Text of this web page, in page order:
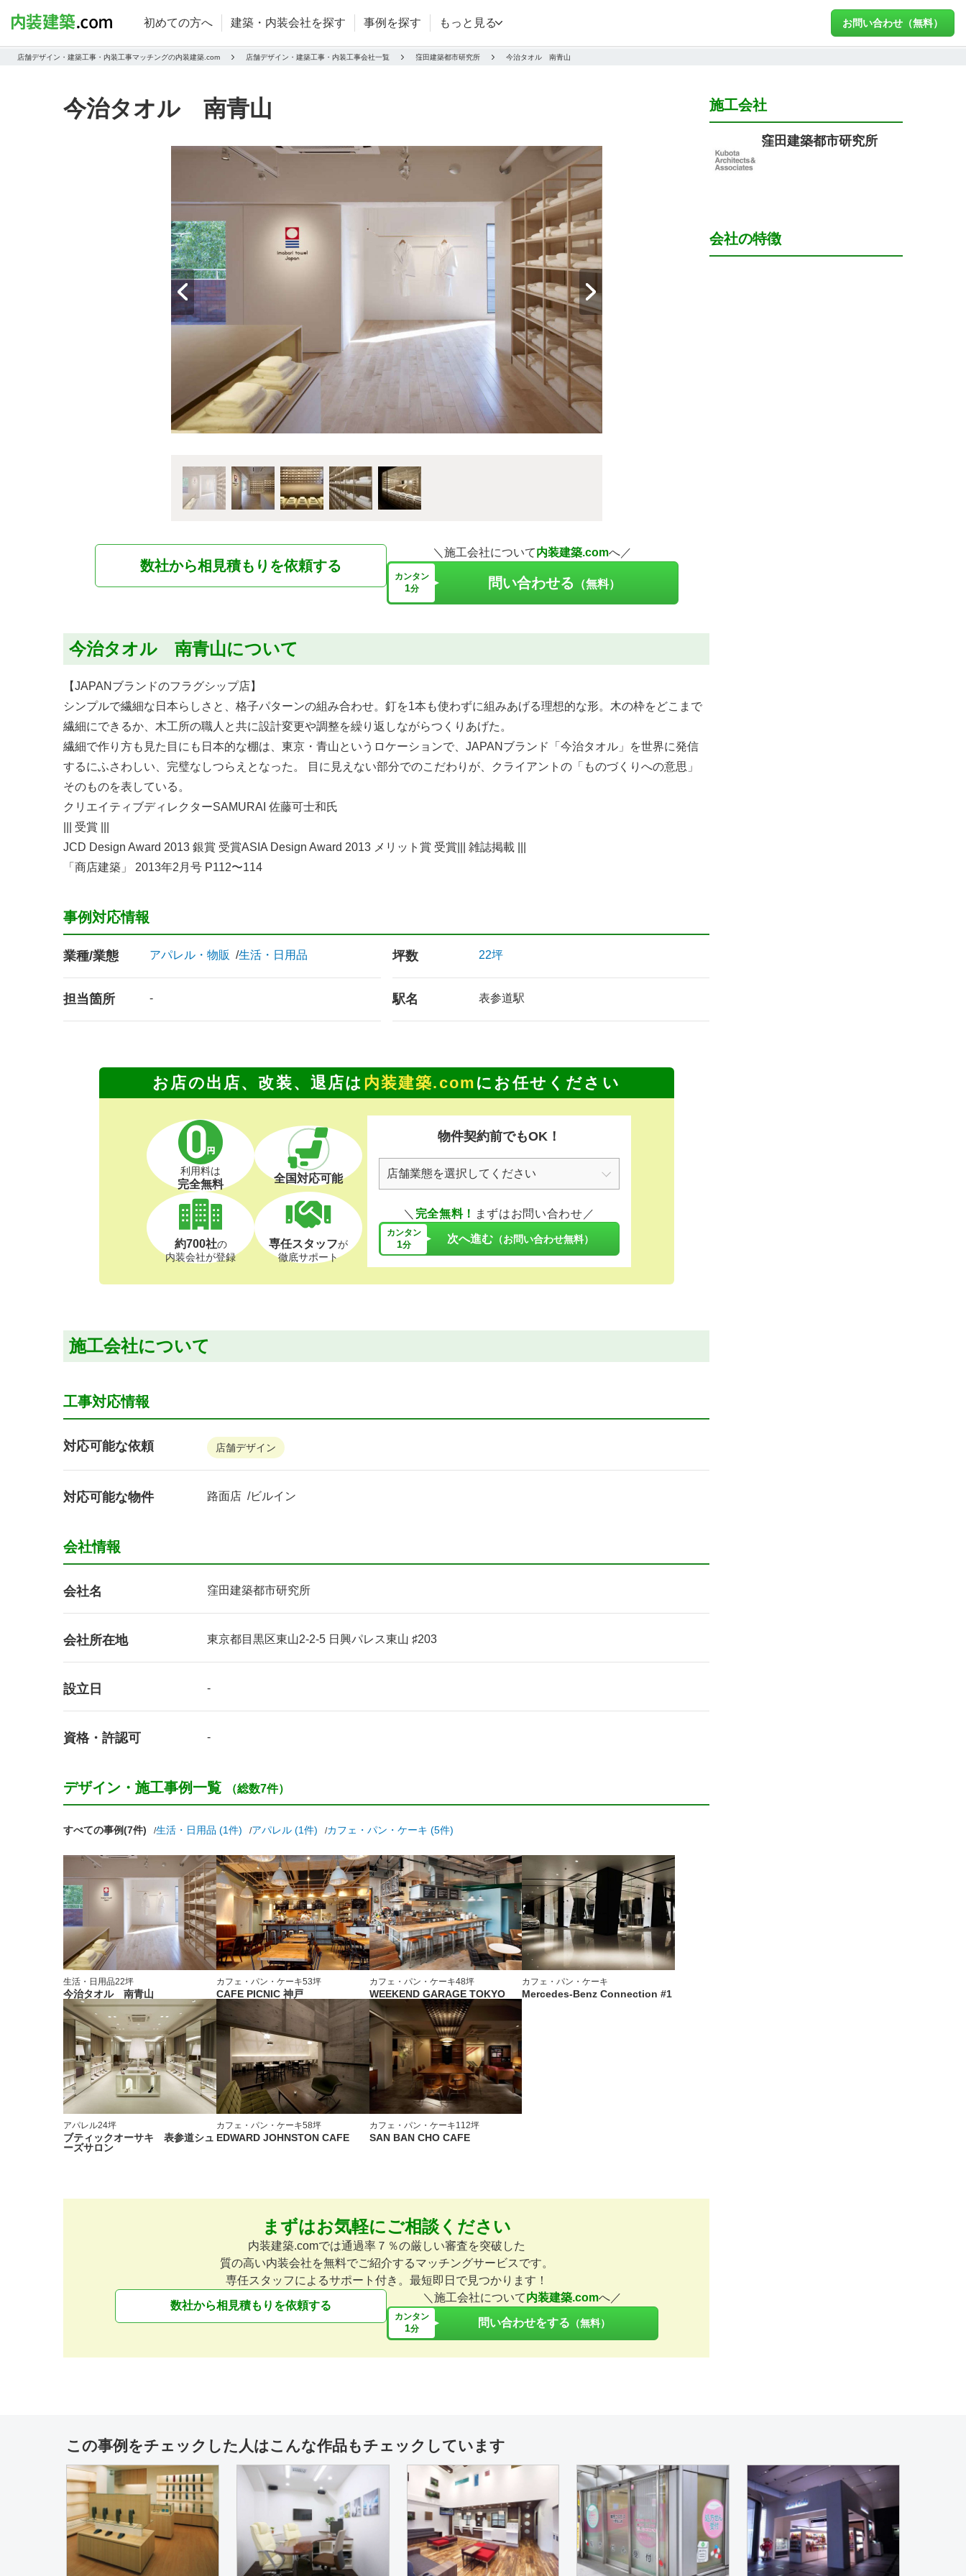
初めての方へ 建築・内装会社を探す 事例を探す もっと見る お問い合わせ（無料）
店舗デザイン・建築工事・内装工事マッチングの内装建築.com 店舗デザイン・建築工事・内装工事会社一覧 窪田建築都市研究所 今治タオル 南青山
今治タオル 南青山
数社から相見積もりを依頼する
＼施工会社について内装建築.comへ／
カンタン
1分 問い合わせる （無料）
今治タオル 南青山について
【JAPANブランドのフラグシップ店】
シンプルで繊細な日本らしさと、格子パターンの組み合わせ。釘を1本も使わずに組みあげる理想的な形。木の枠をどこまで
繊細にできるか、木工所の職人と共に設計変更や調整を繰り返しながらつくりあげた。
繊細で作り方も見た目にも日本的な棚は、東京・青山というロケーションで、JAPANブランド「今治タオル」を世界に発信
するにふさわしい、完璧なしつらえとなった。 目に見えない部分でのこだわりが、クライアントの「ものづくりへの意思」
そのものを表している。
クリエイティブディレクターSAMURAI 佐藤可士和氏
||| 受賞 |||
JCD Design Award 2013 銀賞 受賞ASIA Design Award 2013 メリット賞 受賞||| 雑誌掲載 |||
「商店建築」 2013年2月号 P112〜114
事例対応情報
業種/業態 アパレル・物販 生活・日用品 坪数 22坪
担当箇所 - 駅名 表参道駅
お店の出店、改装、退店は 内装建築.com にお任せください
利用料は
完全無料 全国対応可能
約700社の
内装会社が登録
専任スタッフが
徹底サポート
物件契約前でもOK！
＼ 完全無料！ まずはお問い合わせ／
カンタン
1分 次へ進む （お問い合わせ無料）
施工会社について
工事対応情報
対応可能な依頼 店舗デザイン
対応可能な物件 路面店 ビルイン
会社情報
会社名 窪田建築都市研究所
会社所在地 東京都目黒区東山2-2-5 日興パレス東山 ♯203
設立日 -
資格・許認可 -
デザイン・施工事例一覧 （総数7件）
すべての事例(7件) 生活・日用品 (1件) アパレル (1件) カフェ・パン・ケーキ (5件)
生活・日用品22坪
今治タオル 南青山
カフェ・パン・ケーキ53坪
CAFE PICNIC 神戸
カフェ・パン・ケーキ48坪
WEEKEND GARAGE TOKYO
カフェ・パン・ケーキ
Mercedes-Benz Connection #1
アパレル24坪
ブティックオーサキ 表参道シュ
ーズサロン
カフェ・パン・ケーキ58坪
EDWARD JOHNSTON CAFE
カフェ・パン・ケーキ112坪
SAN BAN CHO CAFE
まずはお気軽にご相談ください
内装建築.comでは通過率７％の厳しい審査を突破した
質の高い内装会社を無料でご紹介するマッチングサービスです。
専任スタッフによるサポート付き。最短即日で見つかります！
数社から相見積もりを依頼する
＼施工会社について内装建築.comへ／
カンタン
1分 問い合わせをする （無料）
施工会社
窪田建築都市研究所
会社の特徴
この事例をチェックした人はこんな作品もチェックしています